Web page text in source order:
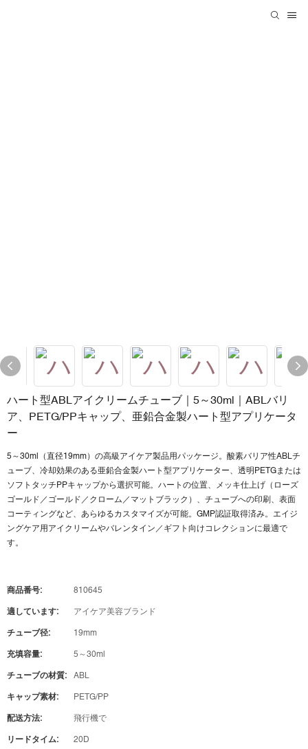
ハート型ABLアイクリームチューブ｜5～30ml｜ABLバリ
ア、PETG/PPキャップ、亜鉛合金製ハート型アプリケータ
ー
5～30ml（直径19mm）の高級アイケア製品用パッケージ。酸素バリア性ABLチ
ューブ、冷却効果のある亜鉛合金製ハート型アプリケーター、透明PETGまたは
ソフトタッチPPキャップから選択可能。ハートの位置、メッキ仕上げ（ローズ
ゴールド／ゴールド／クローム／マットブラック）、チューブへの印刷、表面
コーティングなど、あらゆるカスタマイズが可能。GMP認証取得済み。エイジ
ングケア用アイクリームやバレンタイン／ギフト向けコレクションに最適で
す。
商品番号: 810645
適しています: アイケア美容ブランド
チューブ径: 19mm
充填容量: 5～30ml
チューブの材質: ABL
キャップ素材: PETG/PP
配送方法: 飛行機で
リードタイム: 20D